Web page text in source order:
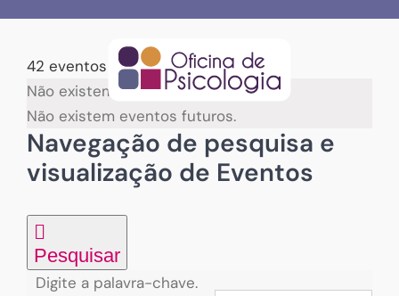
content42 eventos encontrados.
Não existem eventos futuros.
Não existem eventos futuros.
Navegação de pesquisa e
visualização de Eventos
Pesquisar
Digite a palavra-chave.